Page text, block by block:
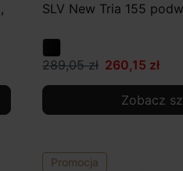
SLV New Tria 155
289,05 zł 260,15 zł
Zobacz
Promocja